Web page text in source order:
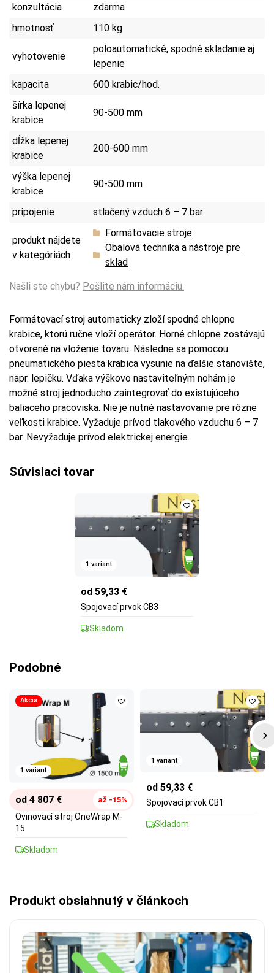
konzultácia
zdarma
hmotnosť
110 kg
vyhotovenie
poloautomatické, spodné skladanie aj
lepenie
kapacita
600 krabic/hod.
šírka lepenej
krabice
90-500 mm
dĺžka lepenej
krabice
200-600 mm
výška lepenej
krabice
90-500 mm
pripojenie stlačený vzduch 6 – 7 bar
produkt nájdete
v kategóriách
Formátovacie stroje
Obalová technika a nástroje pre
sklad
Našli ste chybu? Pošlite nám informáciu.
Formátovací stroj automaticky zloží spodné chlopne
krabice, ktorú ručne vloží operátor. Horné chlopne zostávajú
otvorené na vloženie tovaru. Následne sa pomocou
pneumatického piesta krabica vysunie na ďalšie stanovište,
napr. lepičku. Vďaka výškovo nastaviteľným nohám je
možné stroj jednoducho zaintegrovať do existujúceho
baliaceho pracoviska. Nie je nutné nastavovanie pre rôzne
veľkosti krabice. Vyžaduje prívod tlakového vzduchu 6 – 7
bar. Nevyžaduje prívod elektrickej energie.
Súvisiaci tovar
1 variant
od 59,33 €
Spojovací prvok CB3
Skladom
Podobné
Akcia
1 variant
od 4 807 € až -15%
Ovinovací stroj OneWrap M-
15
Skladom
1 variant
od 59,33 €
Spojovací prvok CB1
Skladom
Produkt obsiahnutý v článkoch